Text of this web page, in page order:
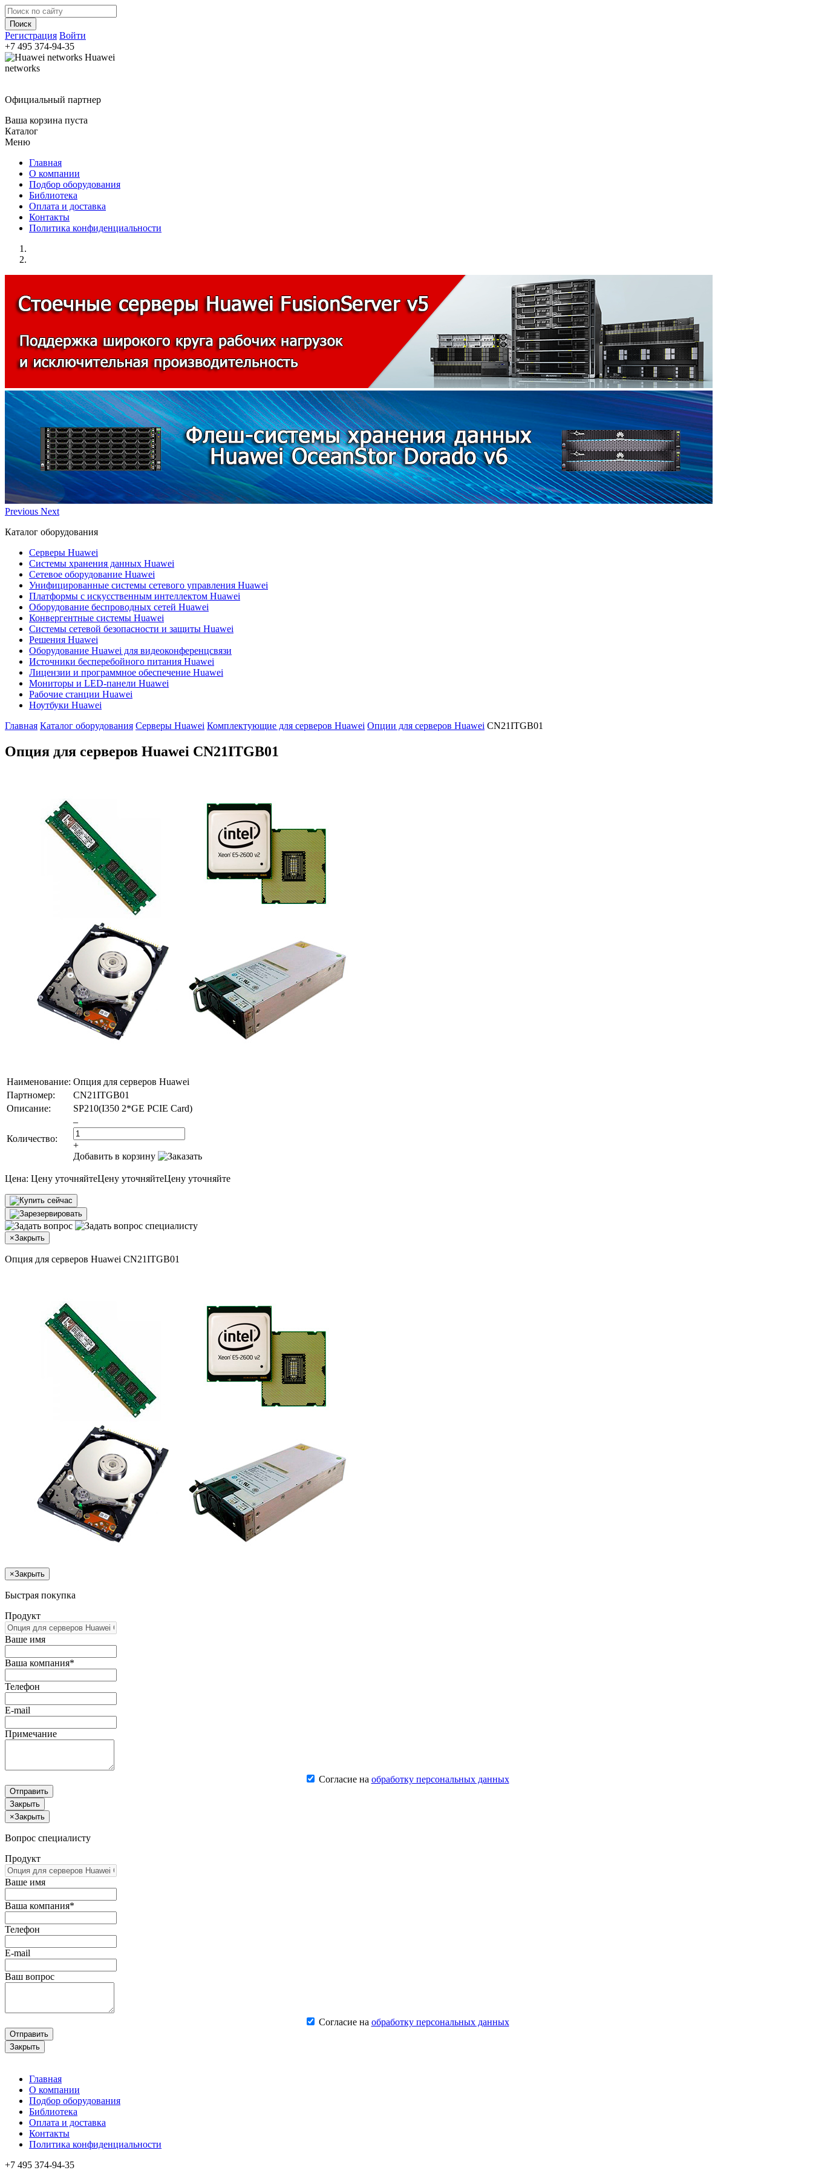
Регистрация Войти
+7 495 374-94-35
Huawei
networks
Официальный партнер
Ваша корзина пуста
Каталог
Меню
Главная
О компании
Подбор оборудования
Библиотека
Оплата и доставка
Контакты
Политика конфиденциальности
Previous Next
Каталог оборудования
Серверы Huawei
Системы хранения данных Huawei
Сетевое оборудование Huawei
Унифицированные системы сетевого управления Huawei
Платформы с искусственным интеллектом Huawei
Оборудование беспроводных сетей Huawei
Конвергентные системы Huawei
Системы сетевой безопасности и защиты Huawei
Решения Huawei
Оборудование Huawei для видеоконференцсвязи
Источники бесперебойного питания Huawei
Лицензии и программное обеспечение Huawei
Мониторы и LED-панели Huawei
Рабочие станции Huawei
Ноутбуки Huawei
Главная Каталог оборудования Серверы Huawei Комплектующие для серверов Huawei Опции для серверов Huawei CN21ITGB01
Опция для серверов Huawei CN21ITGB01
Наименование: Опция для серверов Huawei
Партномер:
CN21ITGB01
Описание:
SP210(I350 2*GE PCIE Card)
Количество:
–
+
Добавить в корзину
Цена: Цену уточняйтеЦену уточняйтеЦену уточняйте
×Закрыть
Опция для серверов Huawei CN21ITGB01
×Закрыть
Быстрая покупка
Продукт
Ваше имя
Ваша компания*
Телефон
E-mail
Примечание
Согласие на обработку персональных данных
Отправить
Закрыть
×Закрыть
Вопрос специалисту
Продукт
Ваше имя
Ваша компания*
Телефон
E-mail
Ваш вопрос
Согласие на обработку персональных данных
Отправить
Закрыть
Главная
О компании
Подбор оборудования
Библиотека
Оплата и доставка
Контакты
Политика конфиденциальности
+7 495 374-94-35